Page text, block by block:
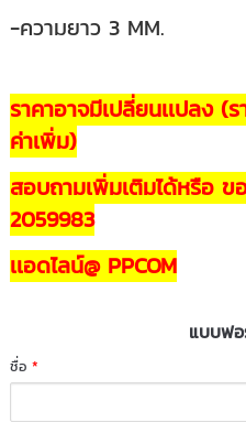
-ความยาว 3 MM.
ราคาอาจมีเปลี่ยนเเปลง (
ค่าเพิ่ม)
สอบถามเพิ่มเติมได้หรือ ข
2059983
เเอดไลน์@ PPCOM
แบบฟ
ชื่อ*